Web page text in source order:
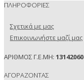
ΠΛΗΡΟΦΟΡΙΕΣ
Σχετικά με μας
Επικοινωνήστε μαζί μας
ΑΡΙΘΜΟΣ Γ.Ε.ΜΗ:
ΑΓΟΡΑΖΟΝΤΑΣ